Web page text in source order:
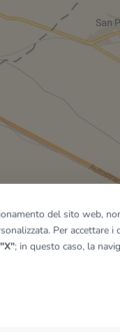
del sito web,
Per accettare i
"X"; in questo caso, la